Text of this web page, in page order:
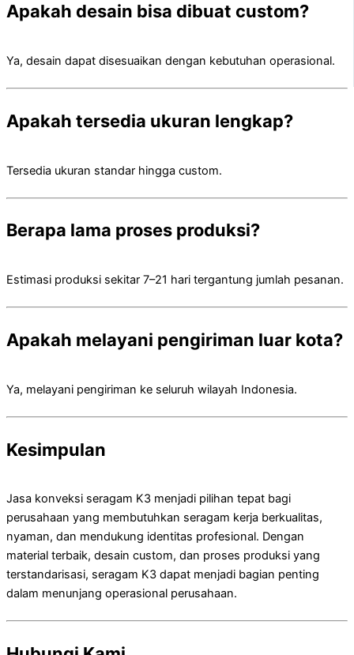
Apakah desain bisa dibuat custom?
Ya, desain dapat disesuaikan dengan kebutuhan operasional.
Apakah tersedia ukuran lengkap?
Tersedia ukuran standar hingga custom.
Berapa lama proses produksi?
Estimasi produksi sekitar 7–21 hari tergantung jumlah pesanan.
Apakah melayani pengiriman luar kota?
Ya, melayani pengiriman ke seluruh wilayah Indonesia.
Kesimpulan
Jasa konveksi seragam K3 menjadi pilihan tepat bagi
perusahaan yang membutuhkan seragam kerja berkualitas,
nyaman, dan mendukung identitas profesional. Dengan
material terbaik, desain custom, dan proses produksi yang
terstandarisasi, seragam K3 dapat menjadi bagian penting
dalam menunjang operasional perusahaan.